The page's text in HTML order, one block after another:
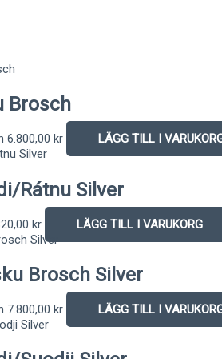
Brosch
6.800,00 kr LÄGG TILL I
Rátnu Silver
kr LÄGG TILL I VARUKORG
Brosch Silver
7.800,00 kr LÄGG TILL I